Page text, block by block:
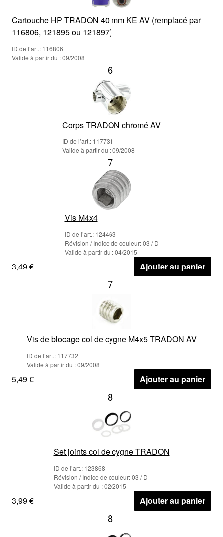
Cartouche HP TRADON 40 mm KE AV (remplacé par
116806, 121895 ou 121897)
ID de l’art.: 116806
Valide à partir du : 09/2008
6
Corps TRADON chromé AV
ID de l’art.: 117731
Valide à partir du : 09/2008
7
Vis M4x4
ID de l’art.: 124463
Révision / Indice de couleur: 03 / D
Valide à partir du : 04/2015
3,49 € Ajouter au panier
7
Vis de blocage col de cygne M4x5 TRADON AV
ID de l’art.: 117732
Valide à partir du : 09/2008
5,49 € Ajouter au panier
8
Set joints col de cygne TRADON
ID de l’art.: 123868
Révision / Indice de couleur: 03 / D
Valide à partir du : 02/2015
3,99 € Ajouter au panier
8